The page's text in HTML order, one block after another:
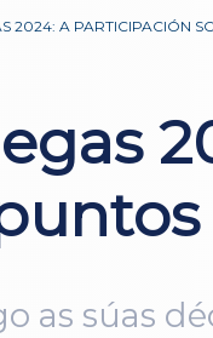
2024: A PARTICIPACIÓN
as súas